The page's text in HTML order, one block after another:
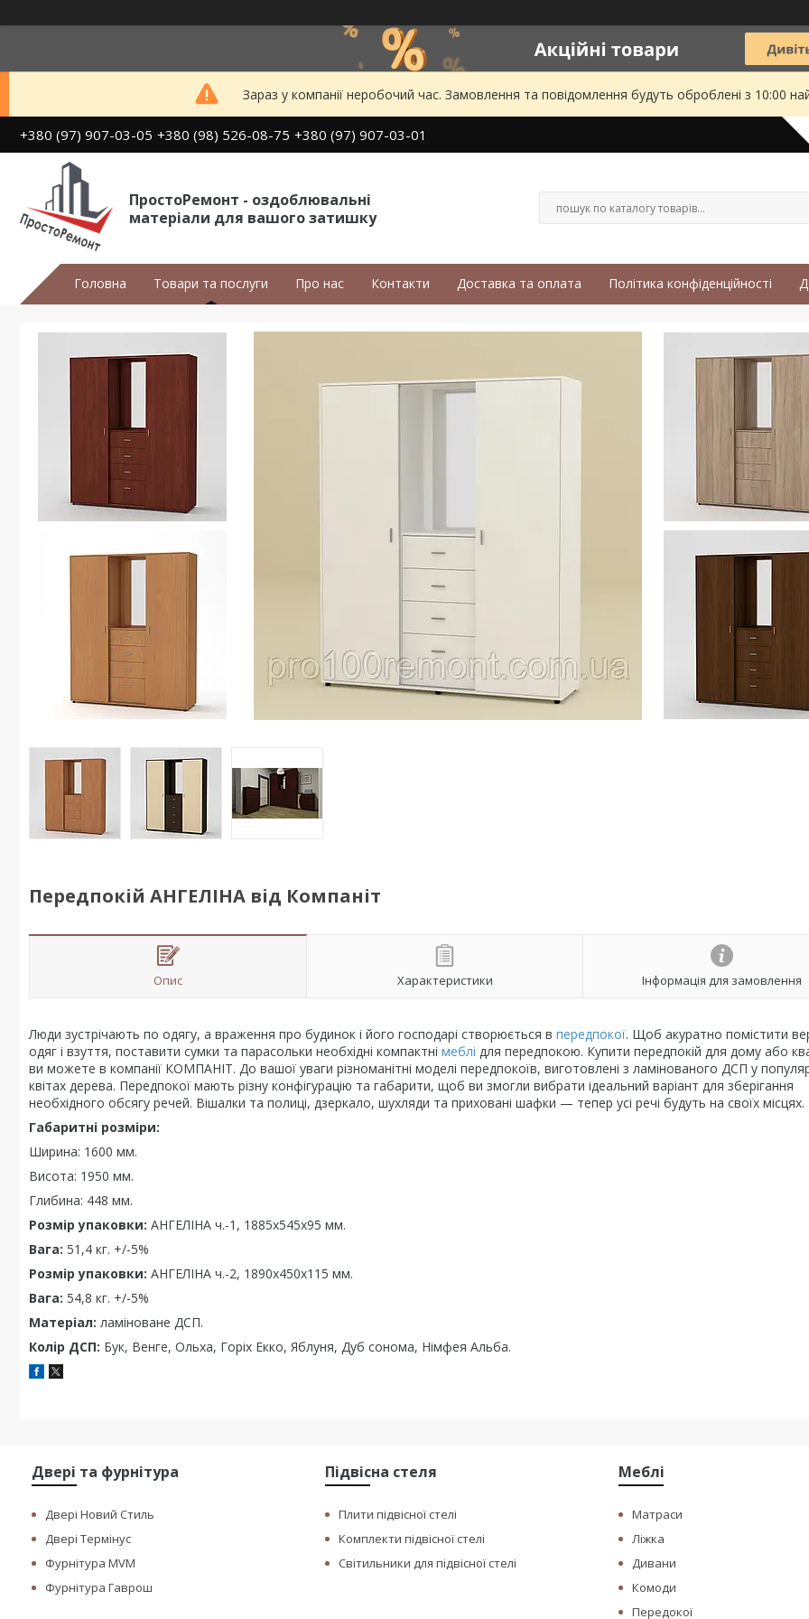
Зараз у компанії неробочий час. Замовлення та повідомлення будуть оброблені з 10:00
+380 (97) 907-03-05 +380 (98) 526-08-75 +380 (97) 907-03-01
ПростоРемонт - оздоблювальні
матеріали для вашого затишку
Головна Товари та послуги Про нас Контакти Доставка та оплата Політика конфіденційності
Передпокій АНГЕЛІНА від Компаніт
Опис Характеристики Інформація для замовлення
Люди зустрічають по одягу, а враження про будинок і його господарі створюється в передпокої. Щоб акуратно помістити
одяг і взуття, поставити сумки та парасольки необхідні компактні меблі для передпокою. Купити передпокій для дому або
ви можете в компанії КОМПАНІТ. До вашої уваги різноманітні моделі передпокоїв, виготовлені з ламінованого ДСП у
квітах дерева. Передпокої мають різну конфігурацію та габарити, щоб ви змогли вибрати ідеальний варіант для зберігання
необхідного обсягу речей. Вішалки та полиці, дзеркало, шухляди та приховані шафки — тепер усі речі будуть на своїх місцях.
Габаритні розміри:
Ширина: 1600 мм.
Висота: 1950 мм.
Глибина: 448 мм.
Розмір упаковки: АНГЕЛІНА ч.-1, 1885х545х95 мм.
Вага: 51,4 кг. +/-5%
Розмір упаковки: АНГЕЛІНА ч.-2, 1890х450х115 мм.
Вага: 54,8 кг. +/-5%
Матеріал: ламіноване ДСП.
Колір ДСП: Бук, Венге, Ольха, Горіх Екко, Яблуня, Дуб сонома, Німфея Альба.
Двері та фурнітура
Двері Новий Стиль
Двері Термінус
Фурнітура MVM
Фурнітура Гаврош
Підвісна стеля
Плити підвісної стелі
Комплекти підвісної стелі
Світильники для підвісної стелі
Меблі
Матраси
Ліжка
Дивани
Комоди
Передокої